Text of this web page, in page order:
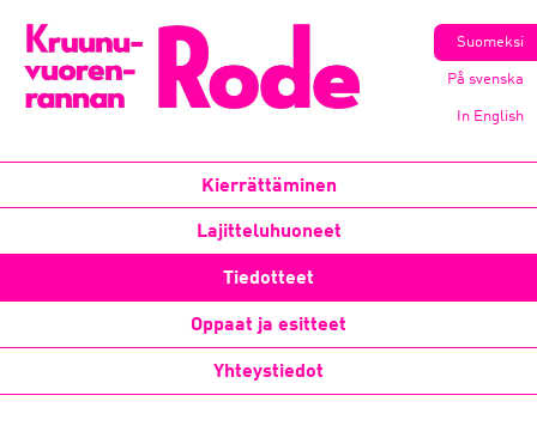
Suomeksi
På svenska
In English
Kierrättäminen
Lajitteluhuoneet
Tiedotteet
Oppaat ja esitteet
Yhteystiedot